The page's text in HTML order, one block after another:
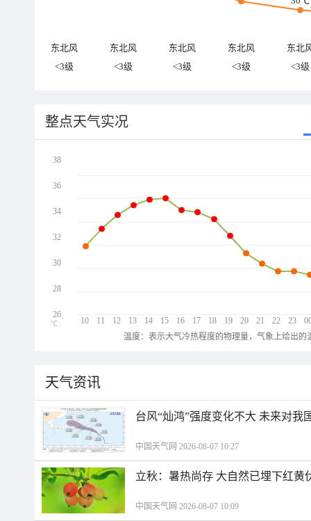
东北风 东北风 东北风 东北风
东北
<3级
<3级 <3级 <3级 <3级
整点天气实况
10 11 12 13 14 15 16 17 18 19 20 21 22 23
38
36
34
32
30
28
26
℃
温度：表示大气冷热程度的物理量，气象上给出
天气资讯
台风“灿鸿”强度变化不大 未来对我
中国天气网 2026-08-07 10:27
立秋：暑热尚存 大自然已埋下红黄
中国天气网 2026-08-07 10:09